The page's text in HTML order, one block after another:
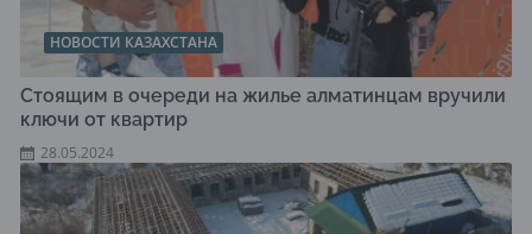
НОВОСТИ КАЗАХСТАНА
Стоящим в очереди на жилье алматинцам вручили
ключи от квартир
28.05.2024